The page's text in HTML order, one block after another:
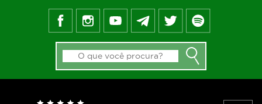
FEED DO BLOG
GALERIA DE APROVADOS
NOTÍCIAS
MATERIAIS